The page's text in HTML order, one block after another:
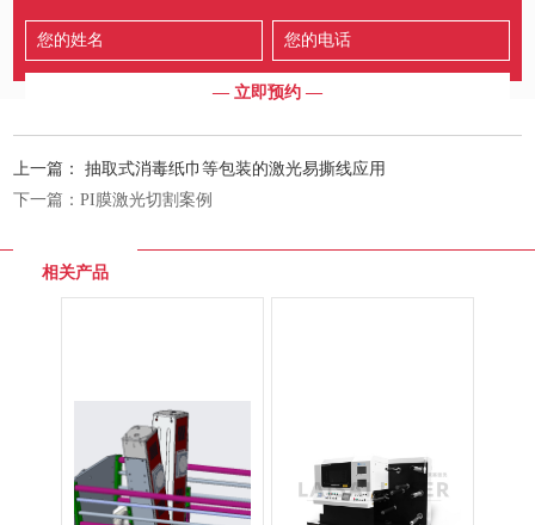
上一篇：抽取式消毒纸巾等包装的激光易撕线应用
下一篇：PI膜激光切割案例
相关产品